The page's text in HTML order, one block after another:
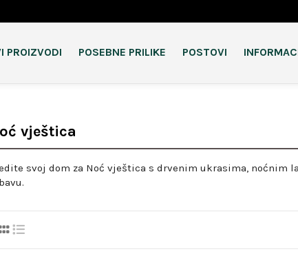
PROIZVODI POSEBNE PRILIKE POSTOVI
vještica
svoj dom za Noć vještica s drvenim ukrasima, noćnim